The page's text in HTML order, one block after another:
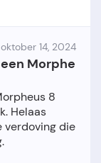
oktober 14, 2024
Morphe
8
Helaas
verdoving die